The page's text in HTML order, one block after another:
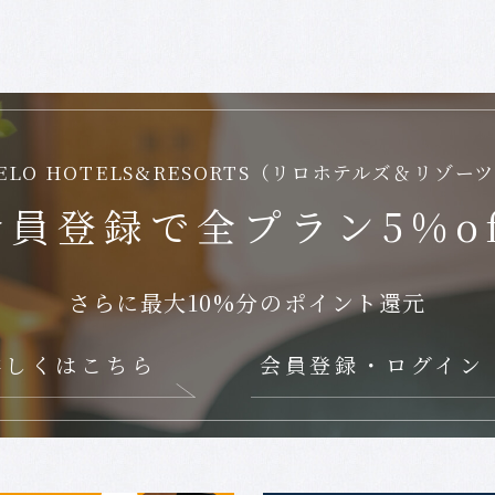
HOTELS&RESORTS （リロホテルズ＆リゾー
登録で 全プラン
さらに最大10%分のポイント還元
くはこちら 会員登録・ログイン